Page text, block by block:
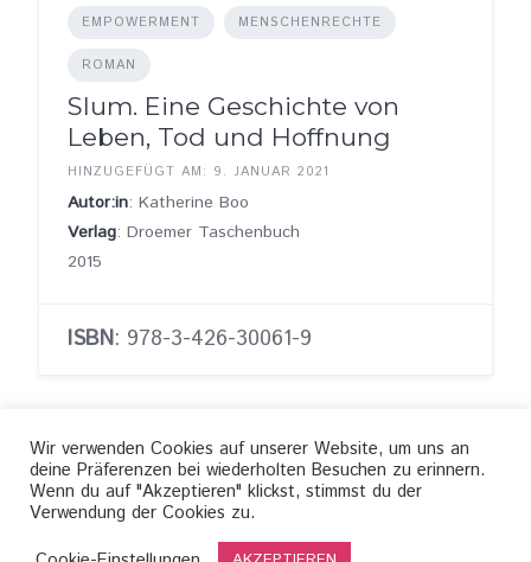
EMPOWERMENT MENSCHENRECHTE
ROMAN
Slum. Eine Geschichte von
Leben, Tod und Hoffnung
HINZUGEFÜGT AM: 9. JANUAR 2021
Autor:in: Katherine Boo
Verlag: Droemer Taschenbuch
2015
ISBN: 978-3-426-30061-9
Impressum Datenschutz
Wir verwenden Cookies auf unserer Website, um uns an
deine Präferenzen bei wiederholten Besuchen zu erinnern.
Wenn du auf "Akzeptieren" klickst, stimmst du der
Verwendung der Cookies zu.